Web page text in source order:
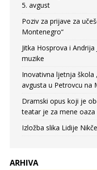
5. avgust
Poziv za prijave za
Montenegro“
Jitka Hosprova i
muzike
Inovativna ljetnja škola
avgusta u Petrovcu na
Dramski opus koji je
teatar je za mene oaza
Izložba slika Lidije
ARHIVA